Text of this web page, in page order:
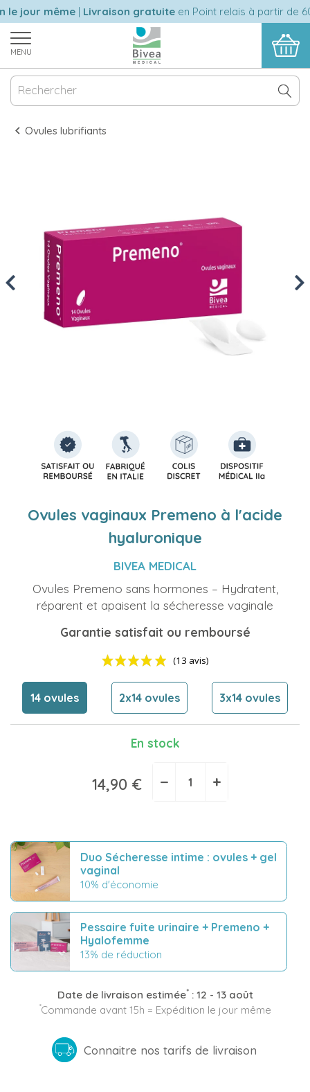
jour même|Livraison gratuiteen Point relais à partir de 60
MENU
Ovules lubrifiants
Previous
Ovules vaginaux Premeno à l'acide
hyaluronique
BIVEA MEDICAL
Ovules Premeno sans hormones – Hydratent,
réparent et apaisent la sécheresse vaginale
Garantie satisfait ou remboursé
(13 avis)
14 ovules 2x14 ovules 3x14 ovules
En stock
14,90 € − +
Duo Sécheresse intime : ovules + gel
vaginal
10% d'économie
Pessaire fuite urinaire + Premeno +
Hyalofemme
13% de réduction
Date de livraison estimée*: 12 - 13 août
*Commande avant 15h = Expédition le jour même
Connaitre nos tarifs de livraison